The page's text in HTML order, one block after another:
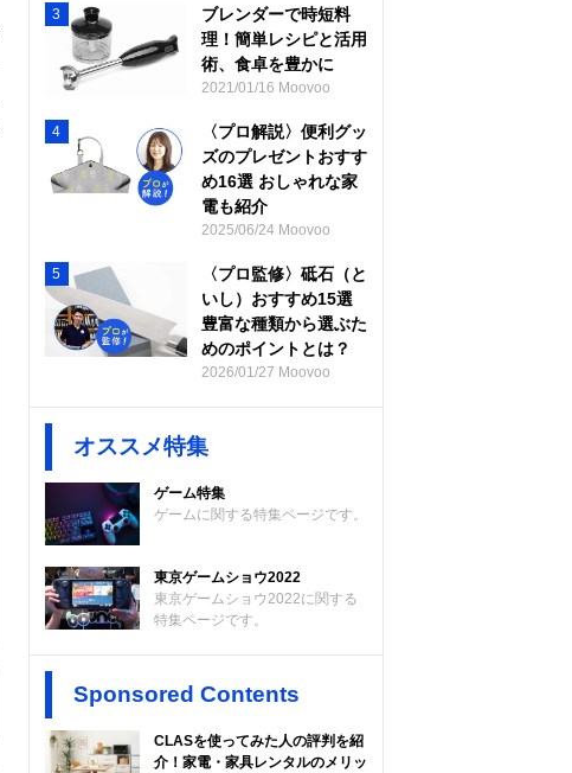
3
ブレンダーで時短料
理！簡単レシピと活用
術、食卓を豊かに
2021/01/16 Moovoo
4
〈プロ解説〉便利グッ
ズのプレゼントおすす
め16選 おしゃれな家
電も紹介
2025/06/24 Moovoo
5
〈プロ監修〉砥石（と
いし）おすすめ15選
豊富な種類から選ぶた
めのポイントとは？
2026/01/27 Moovoo
オススメ特集
ゲーム特集
ゲームに関する特集ページです。
東京ゲームショウ2022
東京ゲームショウ2022に関する
特集ページです。
Sponsored Contents
CLASを使ってみた人の評判を紹
介！家電・家具レンタルのメリッ